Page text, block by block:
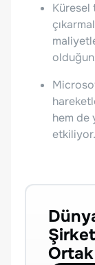
hem de
etkiliyor.